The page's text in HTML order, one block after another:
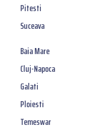
Pitesti
Suceava
Baia Mare
Cluj-Napoca
Galati
Ploiesti
Temeswar